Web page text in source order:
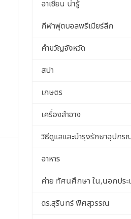
อาเซียน น่ารู้
กีฬาฟุตบอลพรีเมียร์ลีก
คำขวัญจังหวัด
สปา
เกษตร
เครื่องสำอาง
วิธีดูแลและบำรุงรักษาอุปกร
อาหาร
ค่าย ทัศนศึกษา ใน,นอกประ
ดร.สุรินทร์ พิศสุวรรณ